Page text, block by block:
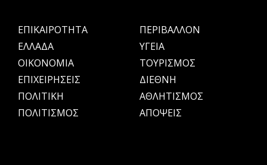
ΕΠΙΚΑΙΡΟΤΗΤΑ
ΕΛΛΑΔΑ
OIKONOMIA
ΕΠΙΧΕΙΡΗΣΕΙΣ
ΠΟΛΙΤΙΚΗ
ΠΟΛΙΤΙΣΜΟΣ
ΠΕΡΙΒΑΛΛΟΝ
ΥΓΕΙΑ
ΤΟΥΡΙΣΜΟΣ
ΔΙΕΘΝΗ
ΑΘΛΗΤΙΣΜΟΣ
ΑΠΟΨΕΙΣ